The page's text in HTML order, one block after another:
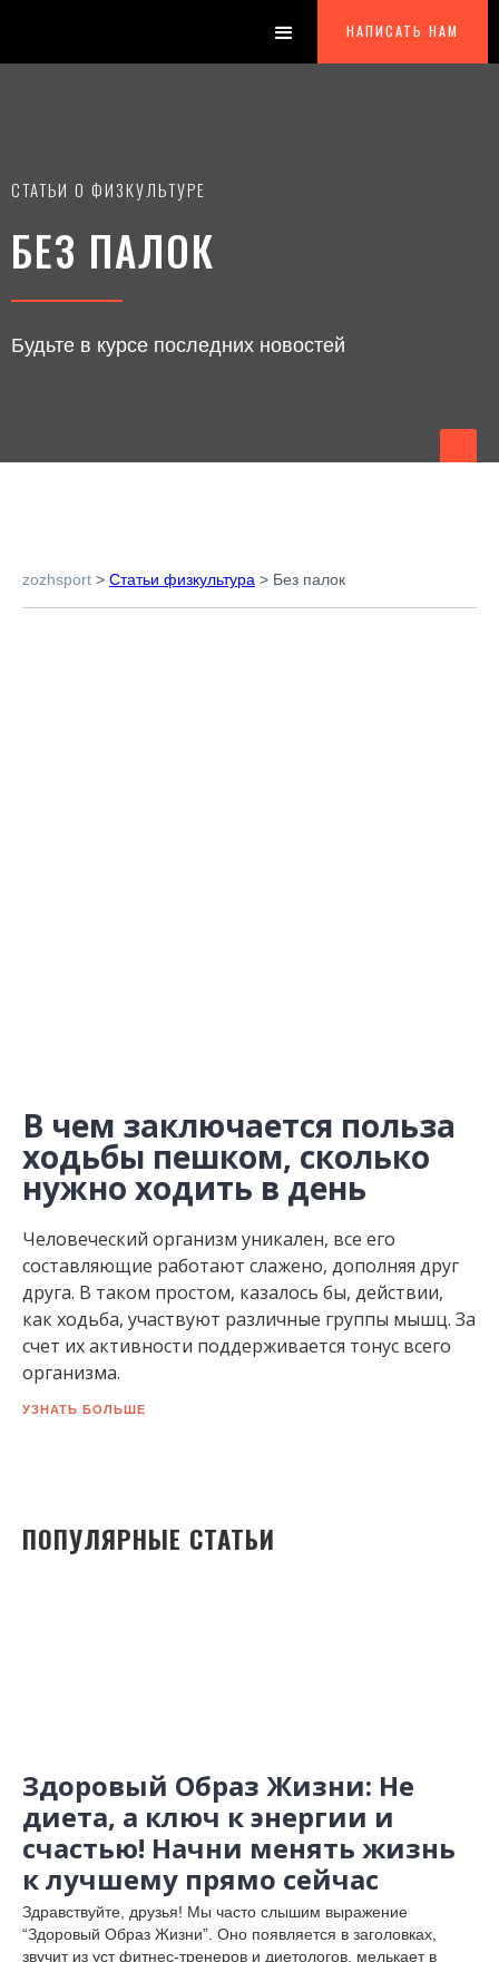
НАПИСАТЬ НАМ
СТАТЬИ О ФИЗКУЛЬТУРЕ
БЕЗ ПАЛОК
Будьте в курсе последних новостей
zozhsport > Статьи физкультура > Без палок
В чем заключается польза
ходьбы пешком, сколько
нужно ходить в день
Человеческий организм уникален, все его
составляющие работают слажено, дополняя друг
друга. В таком простом, казалось бы, действии,
как ходьба, участвуют различные группы мышц. За
счет их активности поддерживается тонус всего
организма.
УЗНАТЬ БОЛЬШЕ
ПОПУЛЯРНЫЕ СТАТЬИ
Здоровый Образ Жизни: Не
диета, а ключ к энергии и
счастью! Начни менять жизнь
к лучшему прямо сейчас
Здравствуйте, друзья! Мы часто слышим выражение
“Здоровый Образ Жизни”. Оно появляется в заголовках,
звучит из уст фитнес-тренеров и диетологов, мелькает в